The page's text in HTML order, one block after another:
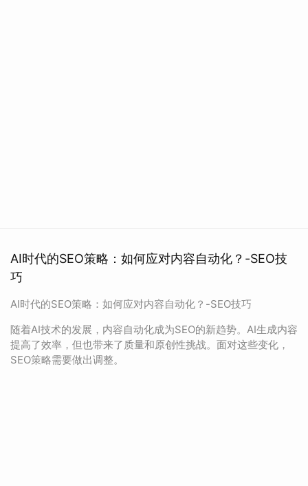
AI时代的SEO策略：如何应对内容自动化？-SEO技
巧
AI时代的SEO策略：如何应对内容自动化？-SEO技巧
随着AI技术的发展，内容自动化成为SEO的新趋势。AI生成内容
提高了效率，但也带来了质量和原创性挑战。面对这些变化，
SEO策略需要做出调整。